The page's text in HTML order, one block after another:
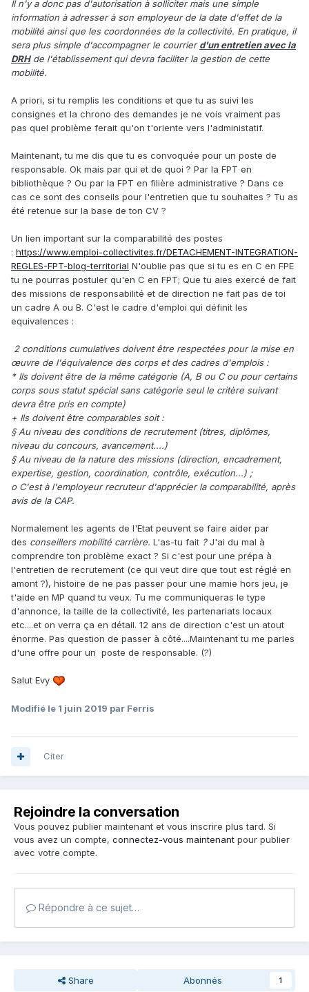
Il n'y a donc pas d'autorisation à solliciter mais une simple
information à adresser à son employeur de la date d'effet de la
mobilité ainsi que les coordonnées de la collectivité. En pratique, il
sera plus simple d'accompagner le courrierd'un entretien avec la
DRHde l'établissement qui devra faciliter la gestion de cette
mobilité.
A priori, si tu remplis les conditions et que tu as suivi les
consignes et la chrono des demandes je ne vois vraiment pas
pas quel problème ferait qu'on t'oriente vers l'administatif.
Maintenant, tu me dis que tu es convoquée pour un poste de
responsable. Ok mais par qui et de quoi ? Par la FPT en
bibliothèque ? Ou par la FPT en filière administrative ? Dans ce
cas ce sont des conseils pour l'entretien que tu souhaites ? Tu as
été retenue sur la base de ton CV ?
Un lien important sur la comparabilité des postes
: https://www.emploi-collectivites.fr/DETACHEMENT-INTEGRATION-
REGLES-FPT-blog-territorial N'oublie pas que si tu es en C en FPE
tu ne pourras postuler qu'en C en FPT; Que tu aies exercé de fait
des missions de responsabilité et de direction ne fait pas de toi
un cadre A ou B. C'est le cadre d'emploi qui définit les
equivalences :
2 conditions cumulatives doivent être respectées pour la mise en
œuvre de l'équivalence des corps et des cadres d'emplois :
* Ils doivent être de la même catégorie (A, B ou C ou pour certains
corps sous statut spécial sans catégorie seul le critère suivant
devra être pris en compte)
+ Ils doivent être comparables soit :
§ Au niveau des conditions de recrutement (titres, diplômes,
niveau du concours, avancement....)
§ Au niveau de la nature des missions (direction, encadrement,
expertise, gestion, coordination, contrôle, exécution...) ;
o C'est à l'employeur recruteur d'apprécier la comparabilité, après
avis de la CAP.
Normalement les agents de l'Etat peuvent se faire aider par
des conseillers mobilité carrière. L'as-tu fait ?J'ai du mal à
comprendre ton problème exact ? Si c'est pour une prépa à
l'entretien de recrutement (ce qui veut dire que tout est réglé en
amont ?), histoire de ne pas passer pour une mamie hors jeu, je
t'aide en MP quand tu veux. Tu me communiqueras le type
d'annonce, la taille de la collectivité, les partenariats locaux
etc....et on verra ça en détail. 12 ans de direction c'est un atout
énorme. Pas question de passer à côté....Maintenant tu me parles
d'une offre pour un poste de responsable. (?)
Salut Evy
Modifié le 1 juin 2019 par Ferris
Citer
Rejoindre la conversation
Vous pouvez publier maintenant et vous inscrire plus tard. Si
vous avez un compte, connectez-vous maintenant pour publier
avec votre compte.
Répondre à ce sujet…
Share Abonnés 1